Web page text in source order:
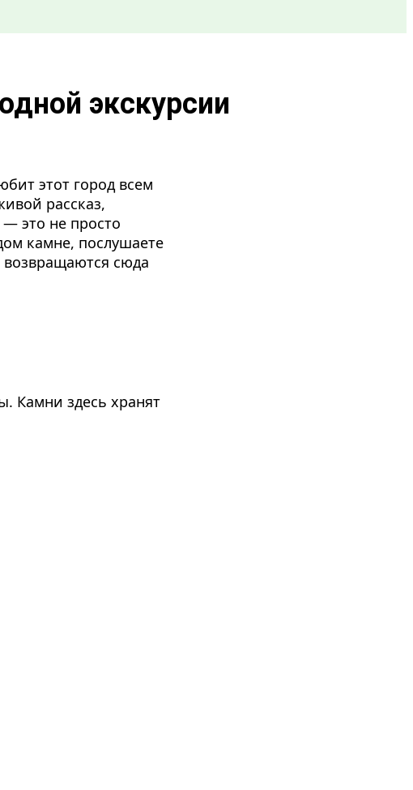
экскурсии
этот город всем
рассказ,
это не просто
камне, послушаете
сюда
Камни здесь хранят